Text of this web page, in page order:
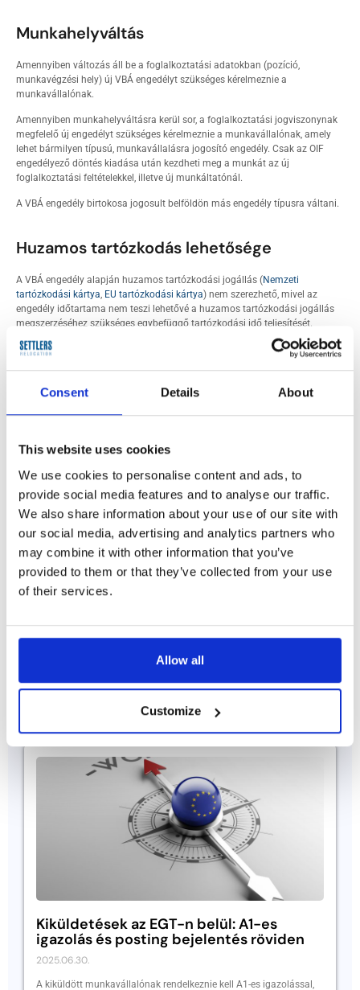
Consent Details About
This website uses cookies
We use cookies to personalise content and ads, to
provide social media features and to analyse our traffic.
We also share information about your use of our site with
our social media, advertising and analytics partners who
may combine it with other information that you’ve
provided to them or that they’ve collected from your use
of their services.
Allow all
Customize
Munkahelyváltás
Amennyiben változás áll be a foglalkoztatási adatokban (pozíció,
munkavégzési hely) új VBÁ engedélyt szükséges kérelmeznie a
munkavállalónak.
Amennyiben munkahelyváltásra kerül sor, a foglalkoztatási jogviszonynak
megfelelő új engedélyt szükséges kérelmeznie a munkavállalónak, amely
lehet bármilyen típusú, munkavállalásra jogosító engedély. Csak az OIF
engedélyező döntés kiadása után kezdheti meg a munkát az új
foglalkoztatási feltételekkel, illetve új munkáltatónál.
A VBÁ engedély birtokosa jogosult belföldön más engedély típusra váltani.
Huzamos tartózkodás lehetősége
A VBÁ engedély alapján huzamos tartózkodási jogállás (Nemzeti
tartózkodási kártya EU tartózkodási kártya) nem szerezhető, mivel az
engedély időtartama nem teszi lehetővé a huzamos tartózkodási jogállás
megszerzéséhez szükséges egybefüggő tartózkodási idő teljesítését.
A VBÁ engedéllyel Magyarországon töltött idő ugyanakkor teljes egészében
magyarországi tartózkodása alatt megszakítás nélkül olyan más típusú
Amennyiben segítségre van szüksége a VBÁ engedély igénylésében, keresse
irodánkat a honlapon található elérhetőségeken.
A kérelmezési folyamatról hivatalos tájékoztatás, illetve a szükséges
Az engedély kérelmek eljárási díjairól a tájékoztató
Legfrissebb cikkeink
Kiküldetések az EGT-n belül: A1-es
igazolás és posting bejelentés röviden
2025.06.30.
A kiküldött munkavállalónak rendelkeznie kell A1-es igazolással,